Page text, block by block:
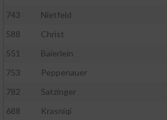
743
Nietfeld
588
Christ
551
Baierlein
753
Peppenauer
782
Satzinger
688
Krasniqi